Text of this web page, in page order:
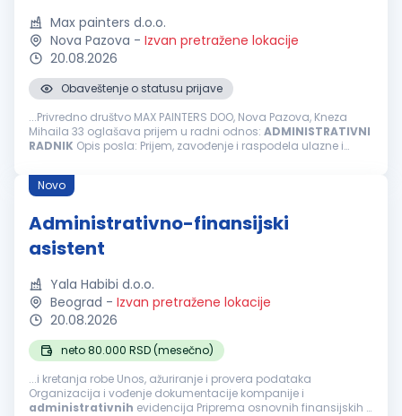
Max painters d.o.o.
Nova Pazova - Izvan pretražene lokacije
20.08.2026
Obaveštenje o statusu prijave
...Privredno društvo MAX PAINTERS DOO, Nova Pazova, Kneza
Mihaila 33 oglašava prijem u radni odnos: ADMINISTRATIVNI
RADNIK Opis posla: Prijem, zavođenje i raspodela ulazne i
rad...
Novo
Administrativno-finansijski
asistent
Yala Habibi d.o.o.
Beograd - Izvan pretražene lokacije
20.08.2026
neto 80.000 RSD (mesečno)
...i kretanja robe Unos, ažuriranje i provera podataka
Organizacija i vođenje dokumentacije kompanije i
administrativnih evidencija Priprema osnovnih finansijskih i